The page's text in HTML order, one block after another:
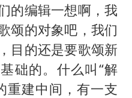
的编辑一想啊，我
颂的对象吧，我们
目的还是要歌颂新
础的。什么叫“解
重建中间，有一支